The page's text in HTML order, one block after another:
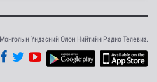
Үндэсний Олон Нийтийн Радио Телевиз.